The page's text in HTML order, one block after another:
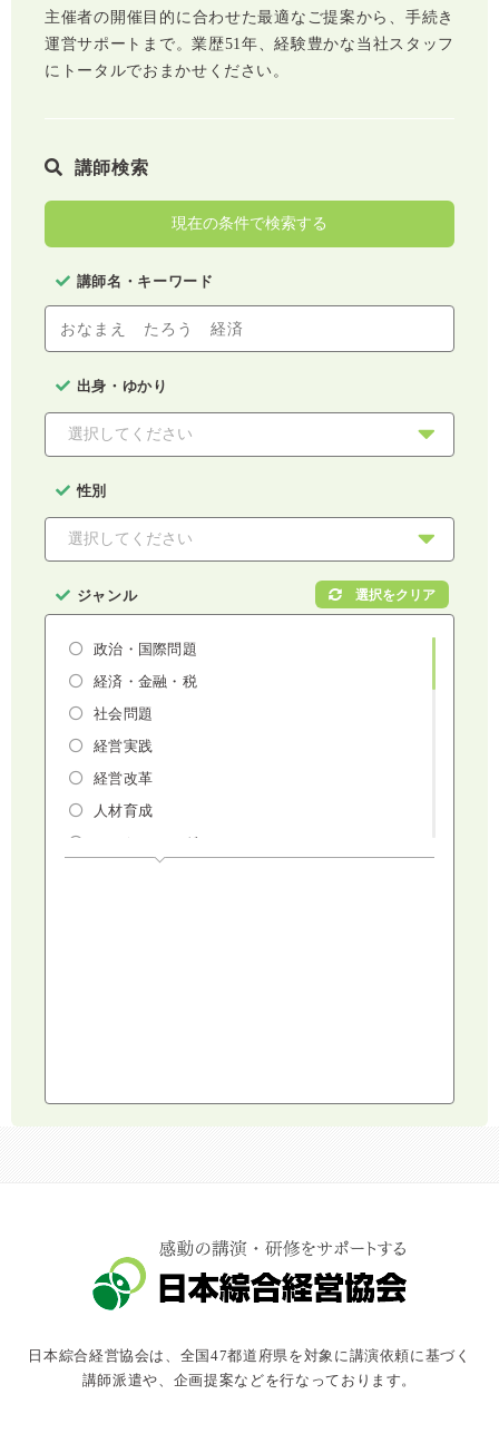
主催者の開催目的に合わせた最適なご提案から、手続き
運営サポートまで。業歴51年、経験豊かな当社スタッフ
にトータルでおまかせください。
講師検索
現在の条件で検索する
講師名・キーワード
出身・ゆかり
性別
ジャンル
政治・国際問題
経済・金融・税
社会問題
経営実践
経営改革
人材育成
マーケティング
コミュニケーション・話し方
キャスター・アナウンサー
俳優・タレント・モデル
落語・講談・色物
安全大会
日本綜合経営協会は、全国47都道府県を対象に講演依頼に基づく
講師派遣や、企画提案などを行なっております。